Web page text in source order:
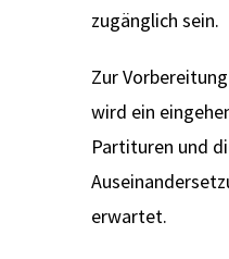
zugänglich sein.
Zur
wird ein
Partituren und
erwartet.